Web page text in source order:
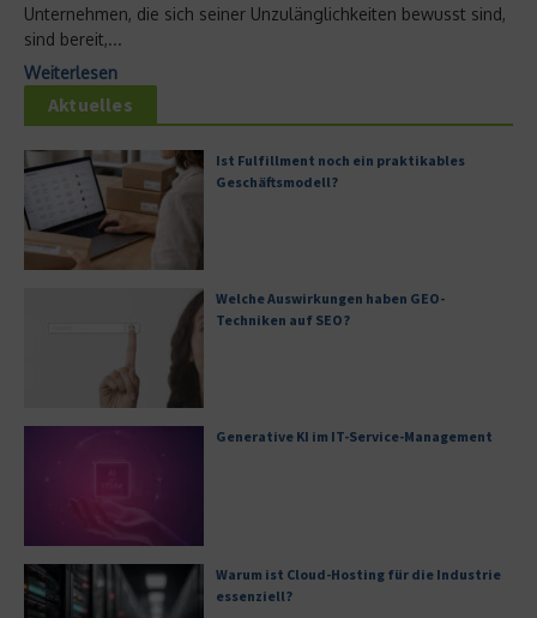
Unternehmen, die sich seiner Unzulänglichkeiten bewusst sind,
sind bereit,...
Weiterlesen
Aktuelles
Ist Fulfillment noch ein praktikables
Geschäftsmodell?
Welche Auswirkungen haben GEO-
Techniken auf SEO?
Generative KI im IT-Service-Management
Warum ist Cloud-Hosting für die Industrie
essenziell?